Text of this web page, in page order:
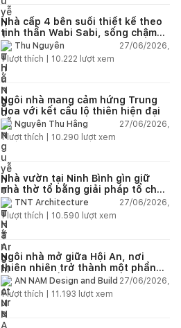
Nhà cấp 4 bên suối thiết kế theo
tinh thần Wabi Sabi, sống chậm
giữa thiên nhiên
Thu Nguyễn
27/06/2026,
1lượt thích | 10.222 lượt xem
Ngôi nhà mang cảm hứng Trung
Hoa với kết cấu lộ thiên hiện đại
Nguyễn Thu Hằng
27/06/2026,
1lượt thích | 10.290 lượt xem
Nhà vườn tại Ninh Bình gìn giữ
nhà thờ tổ bằng giải pháp tổ chức
lại không gian
TNT Architecture
27/06/2026,
1lượt thích | 10.590 lượt xem
Ngôi nhà mở giữa Hội An, nơi
thiên nhiên trở thành một phần
của cuộc sống
AN NAM Design and Build 27/06/2026,
1lượt thích | 11.193 lượt xem